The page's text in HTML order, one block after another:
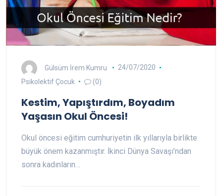
Gülsüm İrem Kumru
24/07/2020
Psikolektif Çocuk
(0)
Kestim, Yapıştırdım, Boyadım
Yaşasın Okul Öncesi!
Okul öncesi eğitim cumhuriyetin ilk yıllarıyla birlikte
büyük önem kazanmıştır. İkinci Dünya Savaşı’ndan
sonra kadınların…